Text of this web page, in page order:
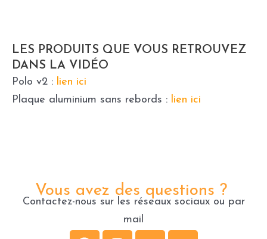
LES PRODUITS QUE VOUS RETROUVEZ
DANS LA VIDÉO
Polo v2 : lien ici
Plaque aluminium sans rebords : lien ici
Vous avez des questions ?
Contactez-nous sur les réseaux sociaux ou par
mail